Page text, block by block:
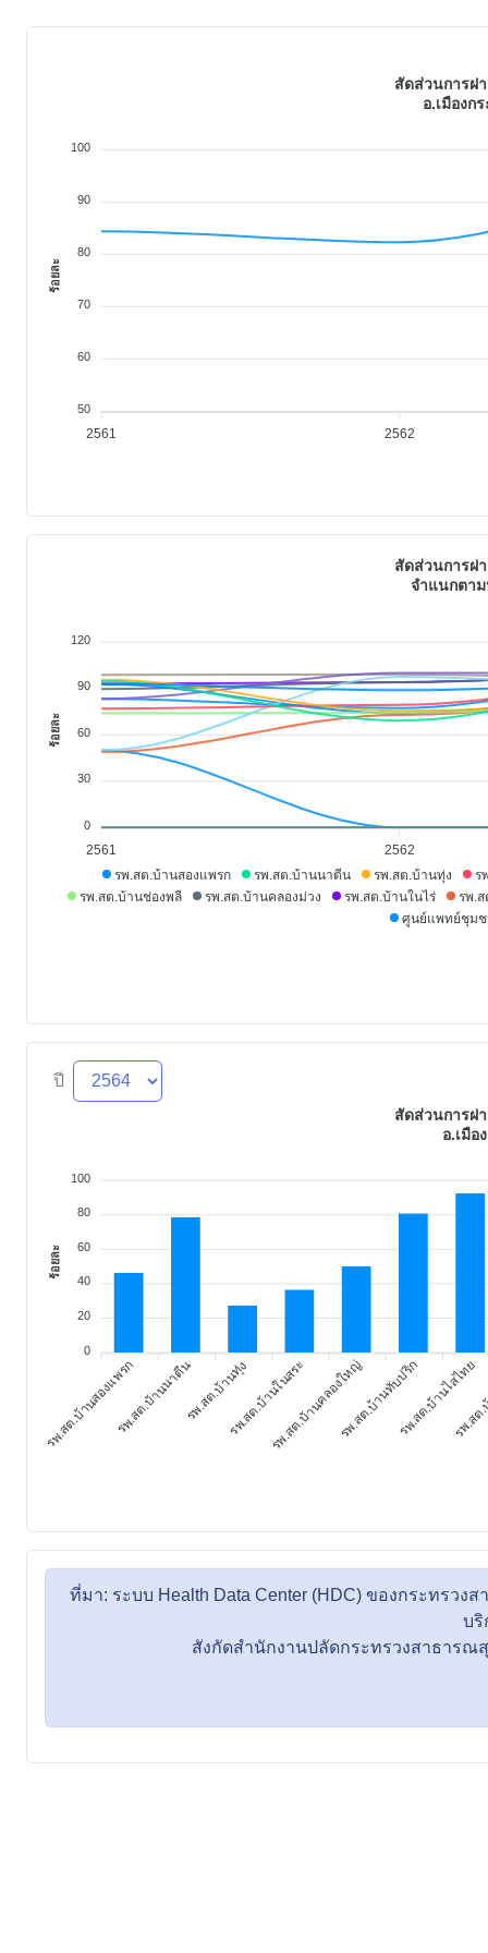
2561 2562
สัดส่วนการฝ
อ.เมืองก
100
90
80
70
60
50
ร้อยละ
รพ.สต.บ้านสองแพรก รพ.สต.บ้านนาตีน รพ.สต.บ้านทุ่ง
ร
รพ.สต.บ้านช่องพลี
รพ.สต.บ้านคลองม่วง รพ.สต.บ้านในไร่
รพ.ส
ศูนย์แพทย์ชุมช
2561 2562
สัดส่วนการฝ
จำแนกตาม
120
90
60
30
0
ร้อยละ
ปี
รพ.สต.บ้านสองแพรกรพ.สต.บ้านนาตีนรพ.สต.บ้านทุ่งรพ.สต.บ้านในสระรพ.สต.บ้านคลองใหญ่รพ.สต.บ้านทับปริกรพ.สต.บ้านไสไทย
รพ.
สัดส่วนการฝ
อ.เมือ
100
80
60
40
20
0
ร้อยละ
ที่มา: ระบบ Health Data Center (HDC) ของกระทร
บริ
สังกัดสำนักงานปลัดกระทรวงสาธารณ